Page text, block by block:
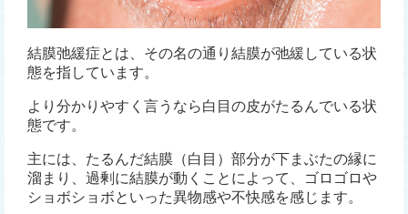
結膜弛緩症とは、その名の通り結膜が弛緩している状
態を指しています。
より分かりやすく言うなら白目の皮がたるんでいる状
態です。
主には、たるんだ結膜（白目）部分が下まぶたの縁に
溜まり、過剰に結膜が動くことによって、ゴロゴロや
ショボショボといった異物感や不快感を感じます。